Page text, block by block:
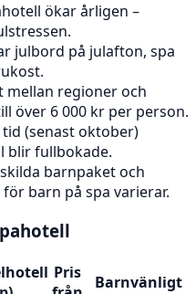
ökar årligen –
julbord på julafton, spa
regioner och
över 6 000 kr per person.
(senast oktober)
blir fullbokade.
barnpaket och
barn på spa varierar.
Pris
Barnvänligt